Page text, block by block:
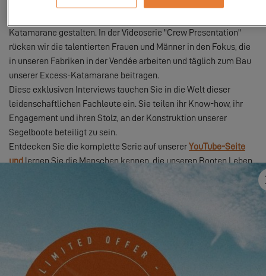
Katamarane gestalten. In der Videoserie "Crew Presentation"
rücken wir die talentierten Frauen und Männer in den Fokus, die
in unseren Fabriken in der Vendée arbeiten und täglich zum Bau
unserer Excess-Katamarane beitragen.
Diese exklusiven Interviews tauchen Sie in die Welt dieser
leidenschaftlichen Fachleute ein. Sie teilen ihr Know-how, ihr
Engagement und ihren Stolz, an der Konstruktion unserer
Segelboote beteiligt zu sein.
Entdecken Sie die komplette Serie auf unsererYouTube-Seite
undlernen Sie die Menschen kennen, die unseren Booten Leben
Um dieses Video ansehen zu können,
müssen Sie zunächst die Verwendung der